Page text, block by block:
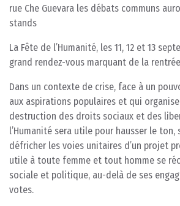
rue Che Guevara les débats communs
stands
La Fête de l’Humanité, les 11, 12 et 13
grand rendez-vous marquant de la
Dans un contexte de crise, face à un
aux aspirations populaires et qui
destruction des droits sociaux et des
l’Humanité sera utile pour hausser le ton,
défricher les voies unitaires d’un projet
utile à toute femme et tout homme se
sociale et politique, au-delà de ses
votes.